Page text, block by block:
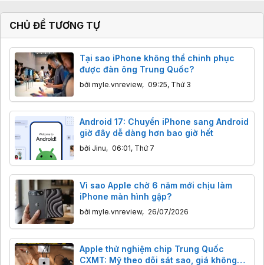
CHỦ ĐỀ TƯƠNG TỰ
Tại sao iPhone không thể chinh phục
được đàn ông Trung Quốc?
bởi myle.vnreview, 09:25, Thứ 3
Android 17: Chuyển iPhone sang Android
giờ đây dễ dàng hơn bao giờ hết
bởi Jinu, 06:01, Thứ 7
Vì sao Apple chờ 6 năm mới chịu làm
iPhone màn hình gập?
bởi myle.vnreview, 26/07/2026
Apple thử nghiệm chip Trung Quốc
CXMT: Mỹ theo dõi sát sao, giá không